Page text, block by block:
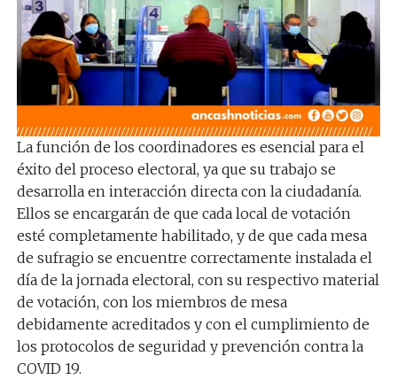
La función de los coordinadores es esencial para el
éxito del proceso electoral, ya que su trabajo se
desarrolla en interacción directa con la ciudadanía.
Ellos se encargarán de que cada local de votación
esté completamente habilitado, y de que cada mesa
de sufragio se encuentre correctamente instalada el
día de la jornada electoral, con su respectivo material
de votación, con los miembros de mesa
debidamente acreditados y con el cumplimiento de
los protocolos de seguridad y prevención contra la
COVID 19.